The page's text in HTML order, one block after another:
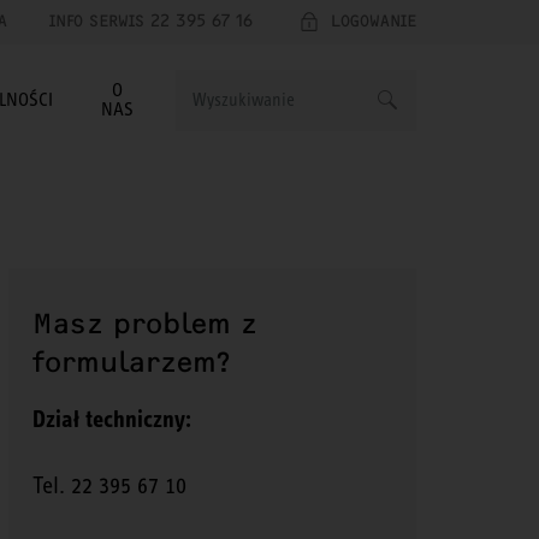
INFO SERWIS 22 395 67 16 LOGOWANIE
O
NAS
Masz problem z
formularzem?
Dział techniczny:
Tel. 22 395 67 10